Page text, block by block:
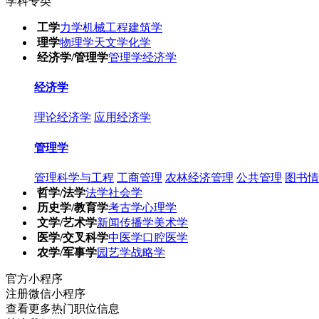
工学力学机械工程建筑学
理学物理学天文学化学
经济学/管理学管理学经济学
经济学
理论经济学 应用经济学
管理学
管理科学与工程 工商管理 农林经济管理 公共管理 图书
哲学/法学法学社会学
历史学/教育学考古学心理学
文学/艺术学新闻传播学美术学
医学/交叉科学中医学口腔医学
农学/军事学园艺学战略学
官方小程序
注册微信小程序
查看更多热门职位信息